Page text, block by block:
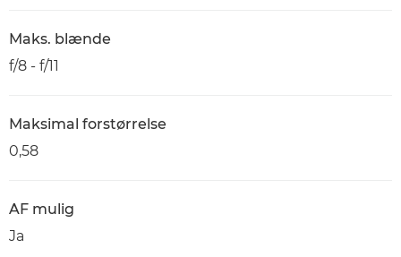
Maks. blænde
f/8 - f/11
Maksimal forstørrelse
0,58
AF mulig
Ja